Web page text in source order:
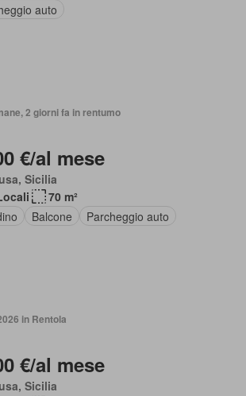
auto
2 giorni fa in rentumo
€/al mese
Sicilia
70 m²
Balcone Parcheggio auto
in Rentola
€/al mese
Sicilia